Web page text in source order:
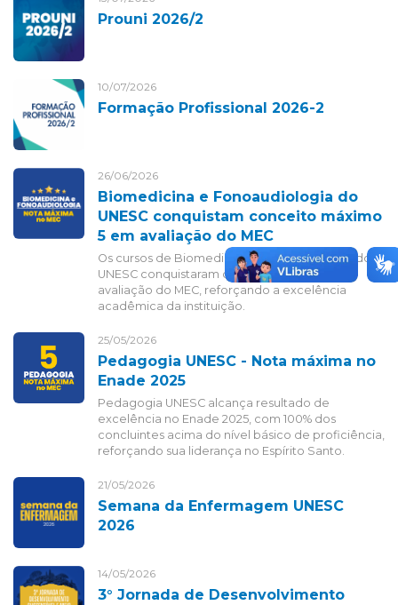
Prouni 2026/2
10/07/2026
Formação Profissional 2026-2
26/06/2026
Biomedicina e Fonoaudiologia do
UNESC conquistam conceito máximo
5 em avaliação do MEC
Os cursos de Biomedicina e Fonoaudiologia do
UNESC conquistaram conceito máximo 5 em
avaliação do MEC, reforçando a excelência
acadêmica da instituição.
25/05/2026
Pedagogia UNESC - Nota máxima no
Enade 2025
Pedagogia UNESC alcança resultado de
excelência no Enade 2025, com 100% dos
concluintes acima do nível básico de proficiência,
reforçando sua liderança no Espírito Santo.
21/05/2026
Semana da Enfermagem UNESC
2026
14/05/2026
3° Jornada de Desenvolvimento